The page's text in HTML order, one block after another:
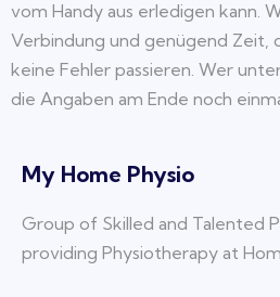
vom Handy aus erledigen kann.
Verbindung und genügend Zeit,
keine Fehler passieren. Wer
die Angaben am Ende noch
My Home Physio
Group of Skilled and Talented
providing Physiotherapy at